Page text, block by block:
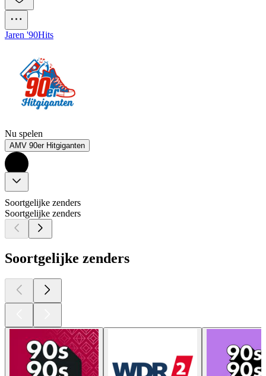
Jaren '90Hits
Nu spelen
AMV 90er Hitgiganten
Soortgelijke zenders
Soortgelijke zenders
Soortgelijke zenders